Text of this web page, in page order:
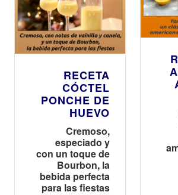
RECETA
CÓCTEL
PONCHE DE
HUEVO
Cremoso,
especiado y
con un toque de
Bourbon, la
bebida perfecta
para las fiestas